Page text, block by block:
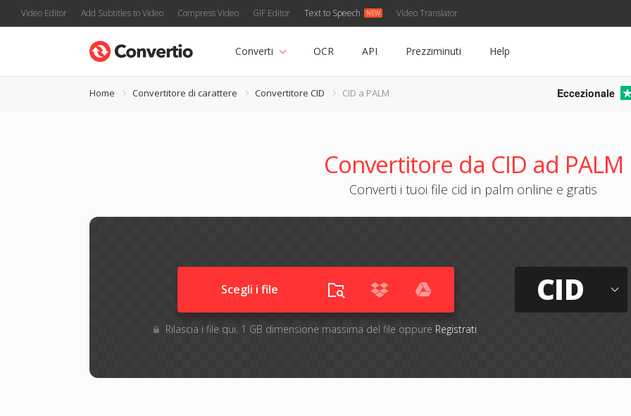
Video Editor Add Subtitles to Video Compress Video GIF Editor Text to Speech Video Translator
Converti OCR API Prezziminuti Help
Home Convertitore di carattere Convertitore CID CID a PALM Eccezionale
Convertitore da CID ad PALM
Converti i tuoi file cid in palm online e gratis
Scegli i file
Rilascia i file qui. 1 GB dimensione massima del file oppure Registrati
CID